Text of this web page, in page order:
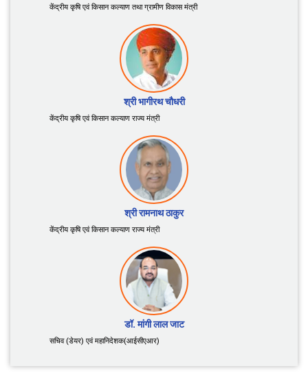
श्री शिवराज सिंह चौहान
केंद्रीय कृषि एवं किसान कल्याण तथा ग्रामीण विकास मंत्री
श्री भागीरथ चौधरी
केंद्रीय कृषि एवं किसान कल्याण राज्य मंत्री
श्री रामनाथ ठाकुर
केंद्रीय कृषि एवं किसान कल्याण राज्य मंत्री